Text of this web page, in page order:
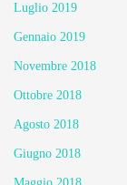
Luglio 2019
Gennaio 2019
Novembre 2018
Ottobre 2018
Agosto 2018
Giugno 2018